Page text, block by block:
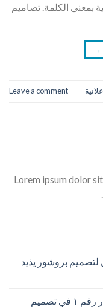
الكلمة. تصاميم
→
Leave a comment
Lorem ipsum dolor
بروشور يذيد
ليش تصاميم السعودية كانت الخيار رقم ١ في تصميم